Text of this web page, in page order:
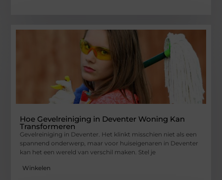
Hoe Gevelreiniging in Deventer Woning Kan
Transformeren
Gevelreiniging in Deventer. Het klinkt misschien niet als een
spannend onderwerp, maar voor huiseigenaren in Deventer
kan het een wereld van verschil maken. Stel je
Winkelen